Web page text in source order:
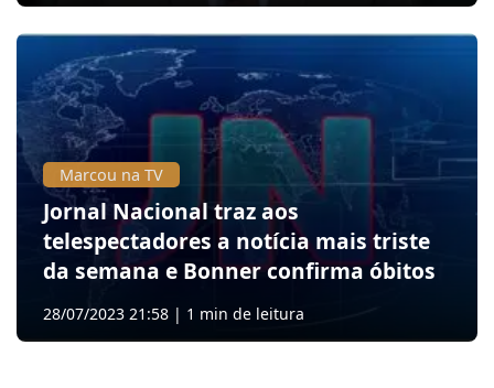
Marcou na TV
Jornal Nacional traz aos
telespectadores a notícia mais triste
da semana e Bonner confirma óbitos
28/07/2023 21:58 | 1 min de leitura